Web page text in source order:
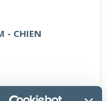
- CHIEN